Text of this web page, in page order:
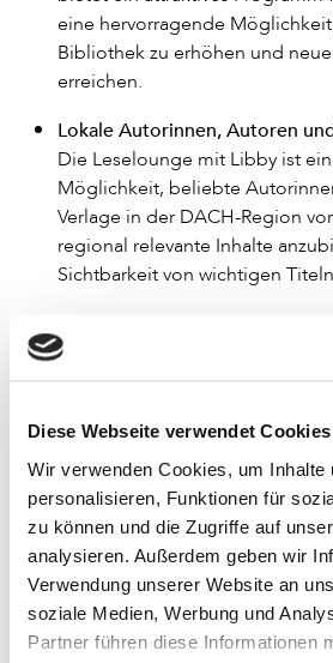
Diese Webseite verwendet Cookies
Wir verwenden Cookies, um Inhalte
personalisieren, Funktionen für
zu können und die Zugriffe auf
analysieren. Außerdem geben wir
Verwendung unserer Website an
soziale Medien, Werbung und
Partner führen diese Informationen
eine hervorragende
Bibliothek zu erhöhen und
erreichen.
Lokale Autorinnen, Autoren
Die Leselounge mit Libby ist
Möglichkeit, beliebte
Verlage in der DACH-Region
regional relevante Inhalte
Sichtbarkeit von wichtigen
Gemeinsam Lesende
Lesekultur stärken
Libby unterstützt Bibliotheken auch
Kommunikationsaktivitäten rund um
Literatur, die es den Bibliotheken
Bekanntheitsgrad zu steigern und
erreichen.
Der deutschsprachigeLibby
wichtige Anlaufstelle für